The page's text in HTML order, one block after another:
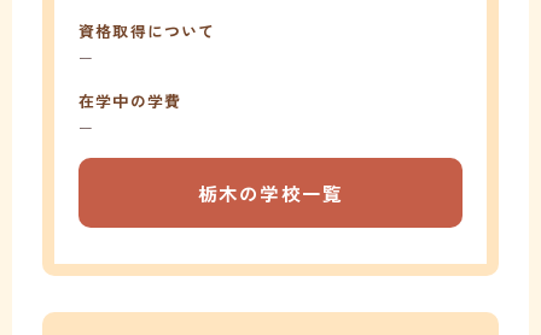
資格取得について
ー
在学中の学費
ー
栃木の学校一覧